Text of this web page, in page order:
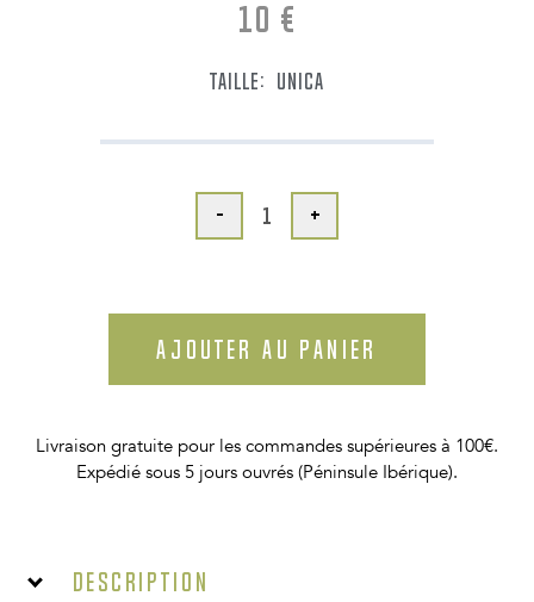
10 €
TAILLE: UNICA
- +
AJOUTER AU PANIER
Livraison gratuite pour les commandes supérieures à 100€.
Expédié sous 5 jours ouvrés (Péninsule Ibérique).
Description